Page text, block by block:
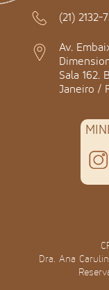
(21) 2132-
Av.
Sala 162.
Janeiro /
Dra. Ana